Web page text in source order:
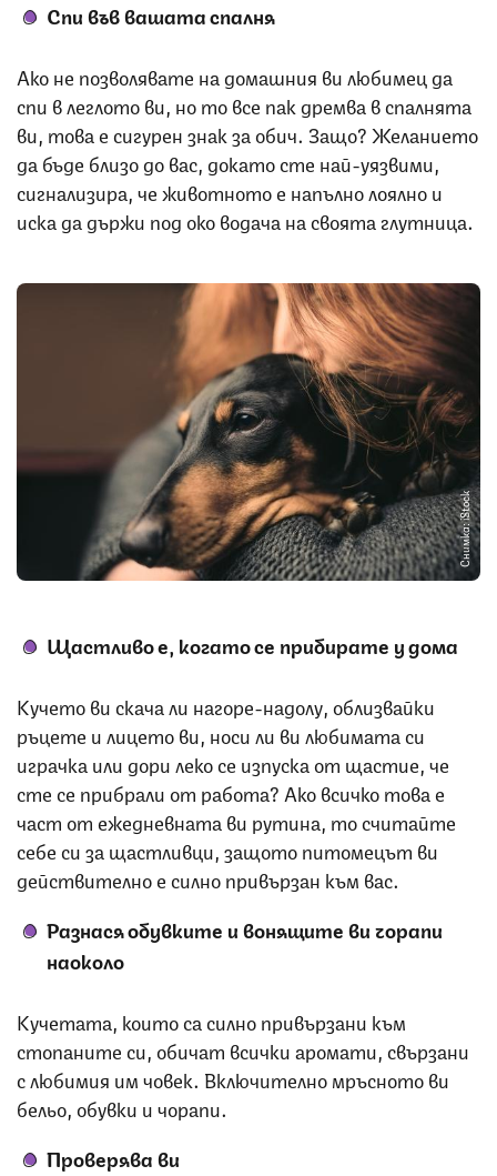
Спи във вашата спалня
Ако не позволявате на домашния ви любимец да
спи в леглото ви, но то все пак дремва в спалнята
ви, това е сигурен знак за обич. Защо? Желанието
да бъде близо до вас, докато сте най-уязвими,
сигнализира, че животното е напълно лоялно и
иска да държи под око водача на своята глутница.
Снимка: iStock
Щастливо е, когато се прибирате у дома
Кучето ви скача ли нагоре-надолу, облизвайки
ръцете и лицето ви, носи ли ви любимата си
играчка или дори леко се изпуска от щастие, че
сте се прибрали от работа? Ако всичко това е
част от ежедневната ви рутина, то считайте
себе си за щастливци, защото питомецът ви
действително е силно привързан към вас.
Разнася обувките и вонящите ви чорапи
наоколо
Кучетата, които са силно привързани към
стопаните си, обичат всички аромати, свързани
с любимия им човек. Включително мръсното ви
бельо, обувки и чорапи.
Проверява ви